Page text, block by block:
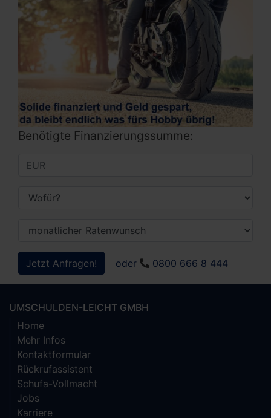
Benötigte Finanzierungssumme:
Jetzt Anfragen! oder 0800 666 8 444
UMSCHULDEN-LEICHT GMBH
Home
Mehr Infos
Kontaktformular
Rückrufassistent
Schufa-Vollmacht
Jobs
Karriere